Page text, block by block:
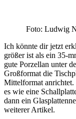
Foto: Ludwig
Ich könnte dir jetzt
größer ist als ein 35-
gute Porzellan unter
Großformat die
Mittelformat anrichtet.
es wie eine
dann ein
weiterer Artikel.